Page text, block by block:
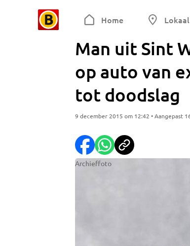
Home Lokaal
Man uit Sint
op auto van
tot doodslag
9 december 2015 om 12:42 • Aangepast
Archieffoto